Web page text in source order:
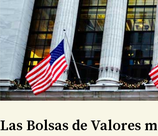
Las Bolsas de Valores